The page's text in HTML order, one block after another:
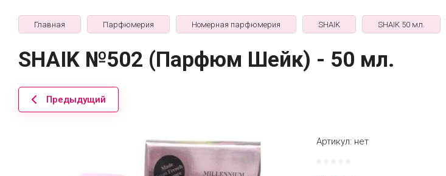
Главная Парфюмерия Номерная парфюмерия SHAIK SHAIK 50 мл.
SHAIK №502 (Парфюм Шейк) - 50 мл.
Предыдущий
Артикул: нет